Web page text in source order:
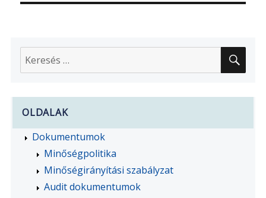
Keresés
a
OLDALAK
Dokumentumok
Minőségpolitika
Minőségirányítási szabályzat
Audit dokumentumok